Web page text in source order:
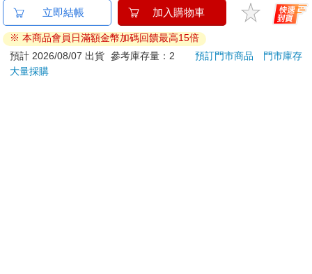
已拆封之個人衛生用品。（如：內衣褲、刮鬍刀、除毛
刀…等）
若非上列種類商品，均享有到貨7天的猶豫期（含例假
日）。
辦理退換貨時，商品（組合商品恕無法接受單獨退貨）必須
立即結帳 加入購物車
※ 本商品會員日滿額金幣加碼回饋最高15倍
預計 2026/08/07 出貨 參考庫存量：2 預訂門市商品
門市庫存
大量採購